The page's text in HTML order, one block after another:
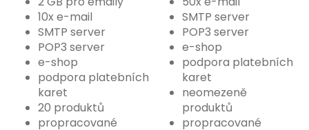
10x e-mail
SMTP server
POP3 server
e-shop
podpora platebních
karet
20 produktů
propracované
SMTP server
POP3 server
e-shop
podpora platebních
karet
neomezeně
produktů
propracované